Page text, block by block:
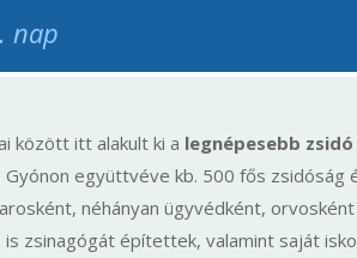
nap
között itt alakult ki a legnépesebb
Gyónon együttvéve kb. 500 fős zsidóság
néhányan ügyvédként,
is zsinagógát építettek, valamint saját